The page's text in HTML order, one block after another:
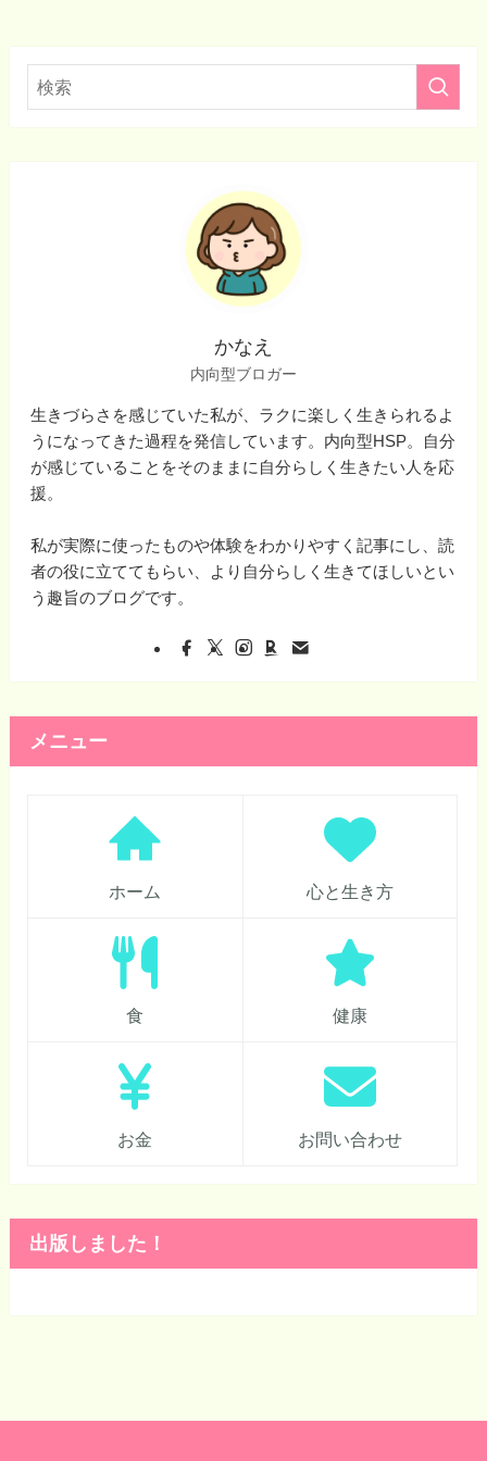
かなえ
内向型ブロガー
生きづらさを感じていた私が、ラクに楽しく生きられるよ
うになってきた過程を発信しています。内向型HSP。自分
が感じていることをそのままに自分らしく生きたい人を応
援。
私が実際に使ったものや体験をわかりやすく記事にし、読
者の役に立ててもらい、より自分らしく生きてほしいとい
う趣旨のブログです。
メニュー
ホーム 心と生き方
食 健康
お金 お問い合わせ
出版しました！